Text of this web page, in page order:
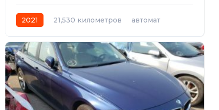
2021 21,530 километров
автомат